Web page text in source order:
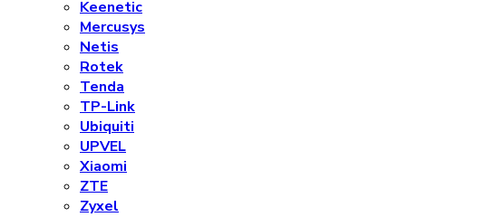
Keenetic
Mercusys
Netis
Rotek
Tenda
TP-Link
Ubiquiti
UPVEL
Xiaomi
ZTE
Zyxel